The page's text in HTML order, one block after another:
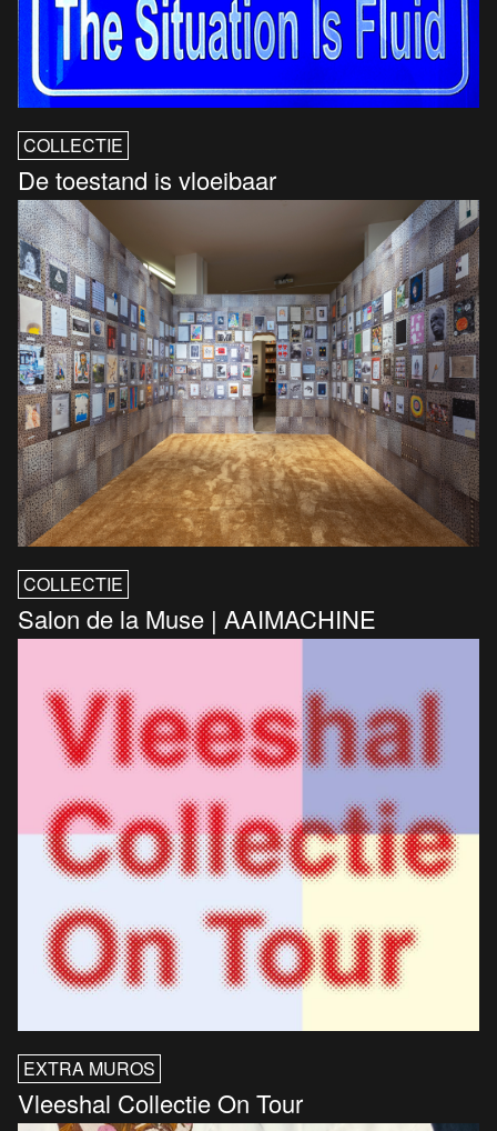
COLLECTIE
De toestand is vloeibaar
COLLECTIE
Salon de la Muse | AAIMACHINE
EXTRA MUROS
Vleeshal Collectie On Tour